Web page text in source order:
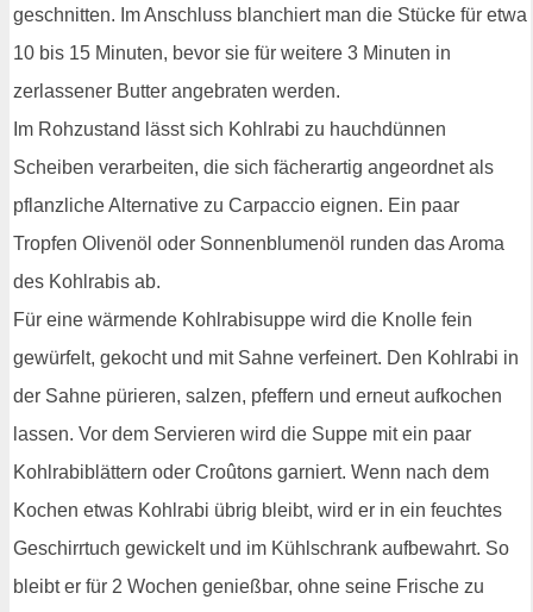
geschnitten. Im Anschluss blanchiert man die Stücke für etwa
10 bis 15 Minuten, bevor sie für weitere 3 Minuten in
zerlassener Butter angebraten werden.
Im Rohzustand lässt sich Kohlrabi zu hauchdünnen
Scheiben verarbeiten, die sich fächerartig angeordnet als
pflanzliche Alternative zu Carpaccio eignen. Ein paar
Tropfen Olivenöl oder Sonnenblumenöl runden das Aroma
des Kohlrabis ab.
Für eine wärmende Kohlrabisuppe wird die Knolle fein
gewürfelt, gekocht und mit Sahne verfeinert. Den Kohlrabi in
der Sahne pürieren, salzen, pfeffern und erneut aufkochen
lassen. Vor dem Servieren wird die Suppe mit ein paar
Kohlrabiblättern oder Croûtons garniert. Wenn nach dem
Kochen etwas Kohlrabi übrig bleibt, wird er in ein feuchtes
Geschirrtuch gewickelt und im Kühlschrank aufbewahrt. So
bleibt er für 2 Wochen genießbar, ohne seine Frische zu